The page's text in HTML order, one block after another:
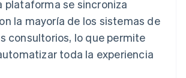
Servicios
profesionales
Sector público
Minorista
plataforma se sincroniza
la mayoría de los sistemas de
consultorios, lo que permite
toda la experiencia